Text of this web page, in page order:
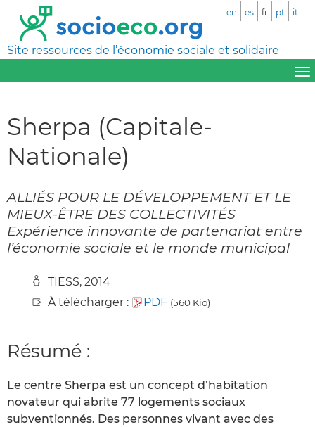
Site ressources de l’économie sociale et solidaire
en es fr pt it
Sherpa (Capitale-
Nationale)
ALLIÉS POUR LE DÉVELOPPEMENT ET LE
MIEUX-ÊTRE DES COLLECTIVITÉS
Expérience innovante de partenariat entre
l’économie sociale et le monde municipal
TIESS, 2014
À télécharger :
PDF (560 Kio)
Résumé :
Le centre Sherpa est un concept d’habitation
novateur qui abrite 77 logements sociaux
subventionnés. Des personnes vivant avec des